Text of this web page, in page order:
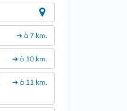
➔ à 7 km.
➔ à 10 km.
➔ à 11 km.